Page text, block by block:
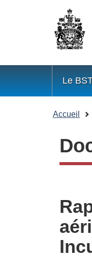
de
la
Menu
Le
Accueil